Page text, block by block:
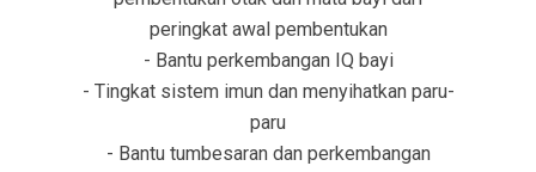
peringkat awal pembentukan
- Bantu perkembangan IQ bayi
- Tingkat sistem imun dan menyihatkan paru-
paru
- Bantu tumbesaran dan perkembangan